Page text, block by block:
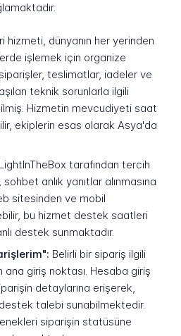
hizmeti, dünyanın her yerinden
işlemek için organize
teslimatlar, iadeler ve
teknik sorunlarla ilgili
Hizmetin mevcudiyeti saat
ekiplerin esas olarak Asya'da
LightInTheBox tarafından tercih
anlık yanıtlar alınmasına
sitesinden ve mobil
bu hizmet destek saatleri
destek sunmaktadır.
Belirli bir sipariş ilgili
ana giriş noktası. Hesaba giriş
detaylarına erişerek,
talebi sunabilmektedir.
siparişin statüsüne